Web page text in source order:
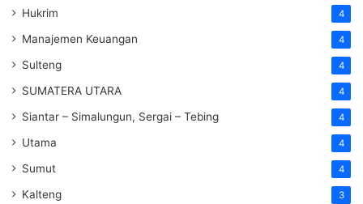
Hukrim 4
Manajemen Keuangan 4
Sulteng 4
SUMATERA UTARA 4
Siantar – Simalungun, Sergai – Tebing 4
Utama 4
Sumut 4
Kalteng 3